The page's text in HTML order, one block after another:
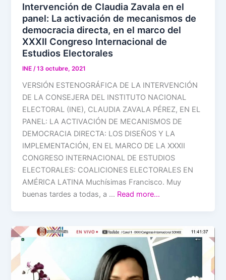
Intervención de Claudia Zavala en el
panel: La activación de mecanismos de
democracia directa, en el marco del
XXXII Congreso Internacional de
Estudios Electorales
INE /13 octubre, 2021
VERSIÓN ESTENOGRÁFICA DE LA INTERVENCIÓN
DE LA CONSEJERA DEL INSTITUTO NACIONAL
ELECTORAL (INE), CLAUDIA ZAVALA PÉREZ, EN EL
PANEL: LA ACTIVACIÓN DE MECANISMOS DE
DEMOCRACIA DIRECTA: LOS DISEÑOS Y LA
IMPLEMENTACIÓN, EN EL MARCO DE LA XXXII
CONGRESO INTERNACIONAL DE ESTUDIOS
ELECTORALES: COALICIONES ELECTORALES EN
AMÉRICA LATINA Muchísimas Francisco. Muy
buenas tardes a todas, a … Read more…